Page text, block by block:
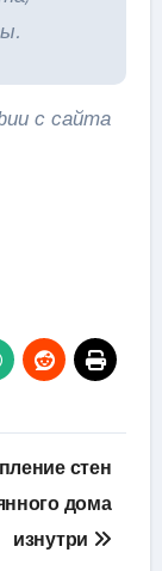
с сайта
стен
дома
изнутри